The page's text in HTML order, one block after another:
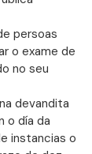
persoas
o exame de
no seu
devandita
o día da
instancias o